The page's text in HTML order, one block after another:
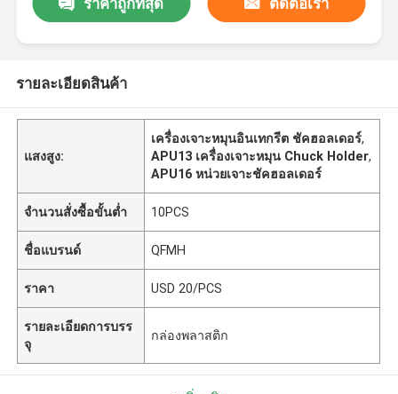
รายละเอียดสินค้า
แสงสูง:
เครื่องเจาะหมุนอินเทกรีต ชัคฮอลเดอร์,
APU13 เครื่องเจาะหมุน Chuck Holder,
APU16 หน่วยเจาะชัคฮอลเดอร์
จำนวนสั่งซื้อขั้นต่ำ 10PCS
ชื่อแบรนด์ QFMH
ราคา USD 20/PCS
รายละเอียดการบรร
จุ
กล่องพลาสติก